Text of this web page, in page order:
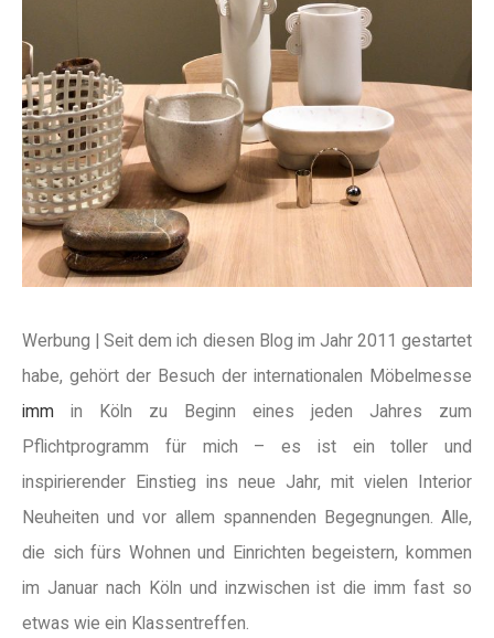
Werbung | Seit dem ich diesen Blog im Jahr 2011 gestartet
habe, gehört der Besuch der internationalen Möbelmesse
imm in Köln zu Beginn eines jeden Jahres zum
Pflichtprogramm für mich – es ist ein toller und
inspirierender Einstieg ins neue Jahr, mit vielen Interior
Neuheiten und vor allem spannenden Begegnungen. Alle,
die sich fürs Wohnen und Einrichten begeistern, kommen
im Januar nach Köln und inzwischen ist die imm fast so
etwas wie ein Klassentreffen.